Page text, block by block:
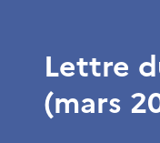
Lettre
(mars